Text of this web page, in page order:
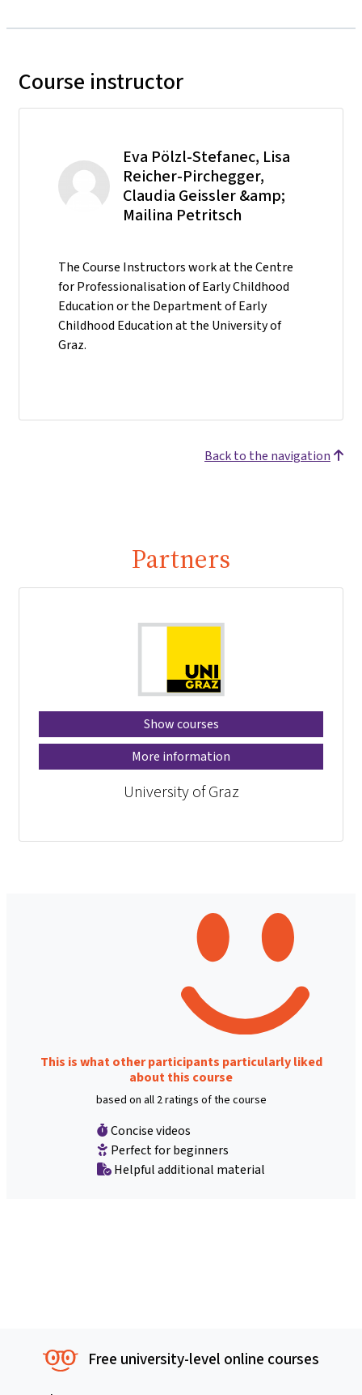
Course instructor
Eva Pölzl-Stefanec, Lisa
Reicher-Pirchegger,
Claudia Geissler &amp;
Mailina Petritsch
The Course Instructors work at the Centre
for Professionalisation of Early Childhood
Education or the Department of Early
Childhood Education at the University of
Graz.
Back to the navigation
Partners
Show courses
More information
University of Graz
This is what other participants particularly liked
about this course
based on all 2 ratings of the course
Concise videos
Perfect for beginners
Helpful additional material
Free university-level online courses